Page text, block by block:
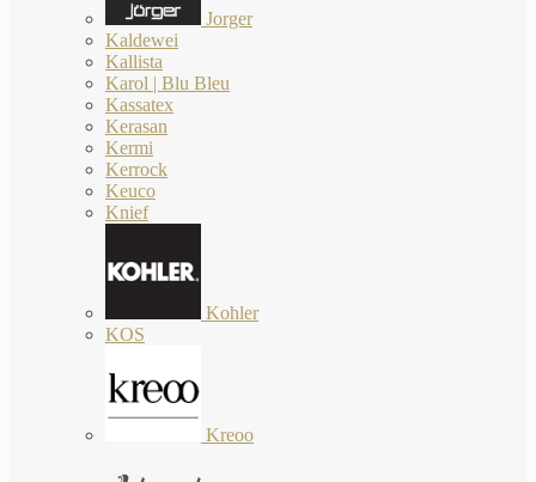
Jorger
Kaldewei
Kallista
Karol | Blu Bleu
Kassatex
Kerasan
Kermi
Kerrock
Keuco
Knief
Kohler
KOS
Kreoo